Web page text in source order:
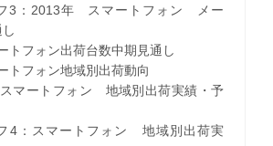
年 スマートフォン メー
フォン出荷台数中期見通し
フォン地域別出荷動向
トフォン 地域別出荷実績・予
マートフォン 地域別出荷実